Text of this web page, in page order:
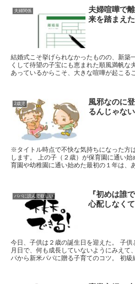
夫婦関係
夫婦喧嘩で
来を踏まえ
結婚式こそ挙げられなかったものの、新築
くして待望の子宝にも恵まれた順風満帆な
あっているからこそ、大きな喧嘩が起こる
2歳児
風邪なのに
るんじゃな
※タイトル時点で不快な気持ちになった方
します。 上の子（２歳）が保育園に通い
育園や幼稚園に通い始めた最初の１年は、
パパに読んで欲しい
『初めは誰
心配しなく
今日、子供は２歳の誕生日を迎えた。 子
月日で、何も成長していないようにみえて
パから新米パパに贈る子育てのコツ。 初級